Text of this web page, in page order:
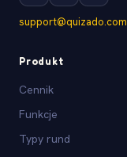
support@quizado.com
Produkt
Cennik
Funkcje
Typy rund